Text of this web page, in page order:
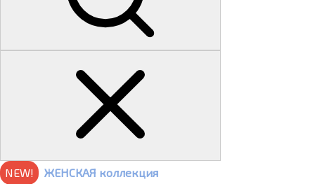
NEW!
ЖЕНСКАЯ коллекция